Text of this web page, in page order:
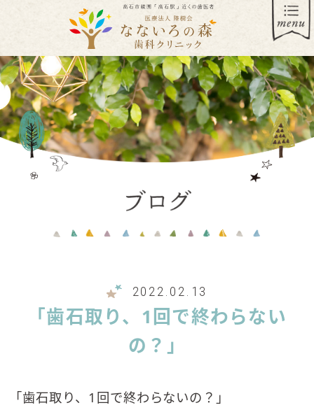
2022.02.13
「歯石取り、1回で終わらない
の？」
「歯石取り、1回で終わらないの？」